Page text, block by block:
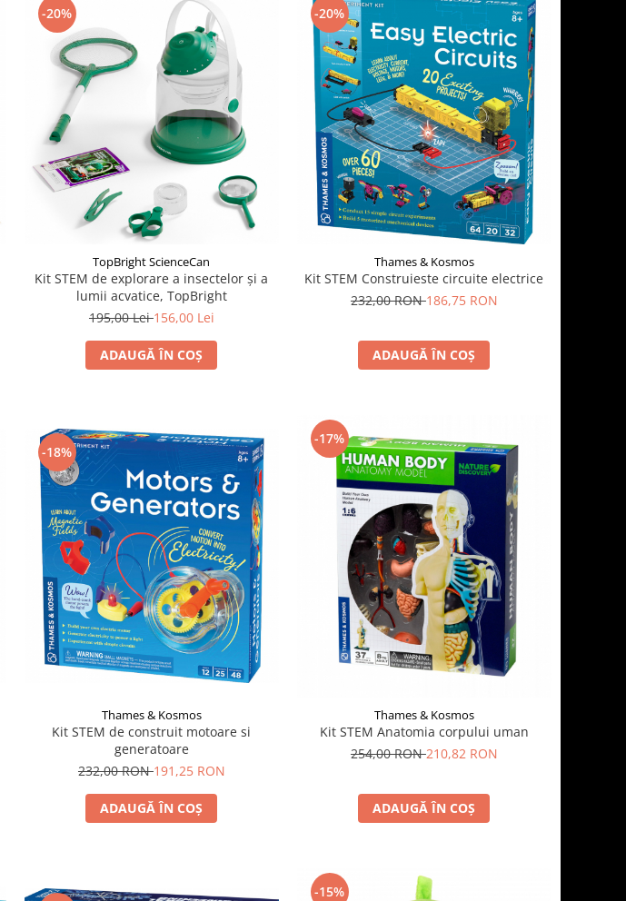
-20%
TopBright ScienceCan
Kit STEM de explorare a insectelor și a
lumii acvatice, TopBright
195,00 Lei156,00 Lei
ADAUGĂ ÎN COȘ
-20%
Thames & Kosmos
Kit STEM Construieste circuite electrice
232,00 RON186,75 RON
ADAUGĂ ÎN COȘ
-18%
Thames & Kosmos
Kit STEM de construit motoare si
generatoare
232,00 RON191,25 RON
ADAUGĂ ÎN COȘ
-17%
Thames & Kosmos
Kit STEM Anatomia corpului uman
254,00 RON210,82 RON
ADAUGĂ ÎN COȘ
-15%